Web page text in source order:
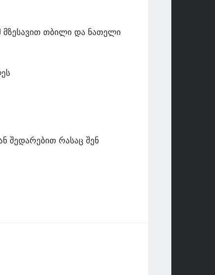
თბილი და ნათელი
შედარებით რასაც შენ